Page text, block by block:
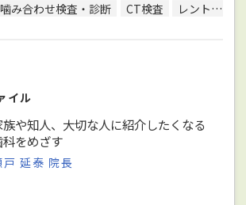
噛み合わせ検査・診断 CT検査 レントゲン検査
イル
族や知人、大切な人に紹介したくなる
科をめざす
戸 延泰 院長